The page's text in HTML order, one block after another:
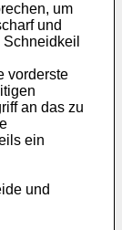
um
und
vorderste
an das zu
ein
und